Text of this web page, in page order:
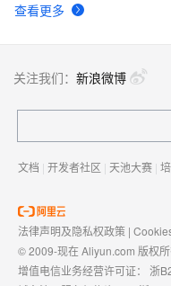
查看更多
关注我们： 新浪微博
文档 | 开发者社区 | 天池大赛 |
法律声明及隐私权政策 |
© 2009-现在 Aliyun.com 版权
增值电信业务经营许可证： 浙